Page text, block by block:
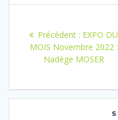
de
l’article
Précédent : Article
précédent
:
EXPO DU
MOIS Novembre 2022 :
Nadège MOSER